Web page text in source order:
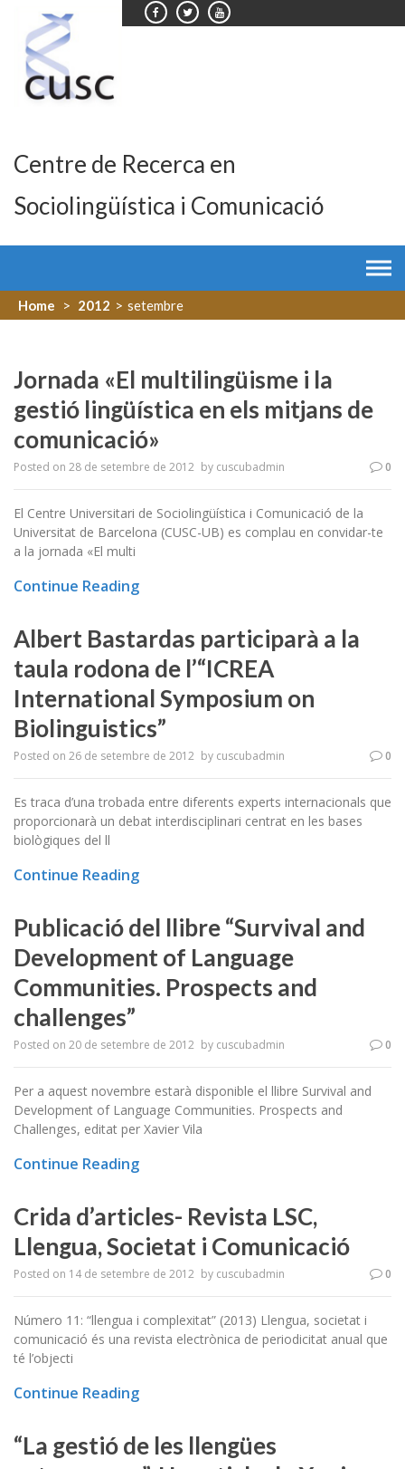
content
Centre de Recerca en
Sociolingüística i Comunicació
Home > 2012 > setembre
Jornada «El multilingüisme i la
gestió lingüística en els mitjans de
comunicació»
Posted on 28 de setembre de 2012 by cuscubadmin 0
El Centre Universitari de Sociolingüística i Comunicació de la
Universitat de Barcelona (CUSC-UB) es complau en convidar-te
a la jornada «El multi
Continue Reading
Albert Bastardas participarà a la
taula rodona de l’“ICREA
International Symposium on
Biolinguistics”
Posted on 26 de setembre de 2012 by cuscubadmin 0
Es traca d’una trobada entre diferents experts internacionals que
proporcionarà un debat interdisciplinari centrat en les bases
biològiques del ll
Continue Reading
Publicació del llibre “Survival and
Development of Language
Communities. Prospects and
challenges”
Posted on 20 de setembre de 2012 by cuscubadmin 0
Per a aquest novembre estarà disponible el llibre Survival and
Development of Language Communities. Prospects and
Challenges, editat per Xavier Vila
Continue Reading
Crida d’articles- Revista LSC,
Llengua, Societat i Comunicació
Posted on 14 de setembre de 2012 by cuscubadmin 0
Número 11: “llengua i complexitat” (2013) Llengua, societat i
comunicació és una revista electrònica de periodicitat anual que
té l’objecti
Continue Reading
“La gestió de les llengües